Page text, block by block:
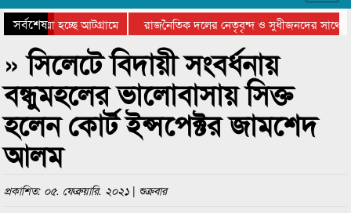
সর্বশেষ
যাওয়া হচ্ছে আটগ্রামে
রাজনৈতিক দলের নেতৃবৃন্দ ও সুধীজনদের সাথে
পুরস্কার বিতরণ সম্পন্ন
সিলেটে বাংলাদেশ গ্রুপ থিয়েটার ফেডারেশানের
» সিলেটে বিদায়ী সংবর্ধনায়
বন্ধুমহলের ভালোবাসায় সিক্ত
হলেন কোর্ট ইন্সপেক্টর জামশেদ
আলম
প্রকাশিত: ০৫. ফেব্রুয়ারি. ২০২১ | শুক্রবার